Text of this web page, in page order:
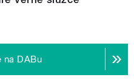
na DABu